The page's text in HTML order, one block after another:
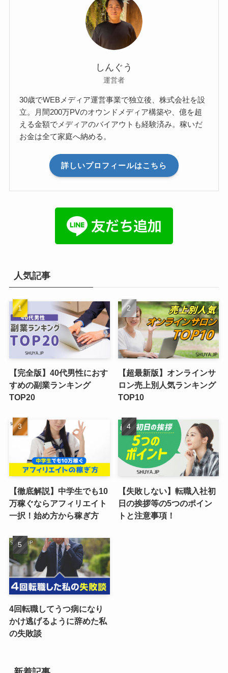
しんぐう
運営者
30歳でWEBメディア運営事業で独立後、株式会社を設
立。月間200万PVのオウンドメディア構築や、億を超
える金額でメディアのバイアウトも経験済み。稼いだ
お金は全て家庭へ納める。
詳しいプロフィールはこちら
人気記事
【完全版】40代男性におす
すめの副業ランキング
TOP20
【超最新版】オンラインサ
ロン売上別人気ランキング
TOP10
【徹底解説】中学生でも10
万稼ぐならアフィリエイト
一択！始め方から稼ぎ方
【失敗しない】転職入社初
日の挨拶等の5つのポイン
トと注意事項！
4回転職してうつ病になり
かけ逃げるように辞めた私
の失敗談